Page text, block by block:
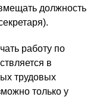
должность
работу по
в
трудовых
только у